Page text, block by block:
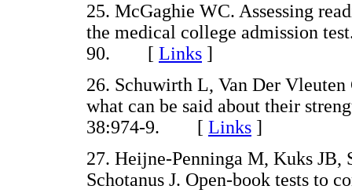
25. McGaghie WC. Assessing
the medical college admission
90. [ Links ]
26. Schuwirth L, Van Der Vleuten
what can be said about their
38:974-9. [ Links ]
27. Heijne-Penninga M, Kuks JB,
Schotanus J. Open-book tests to